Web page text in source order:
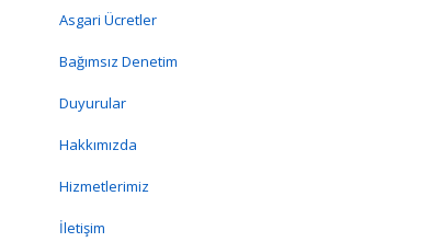
Asgari Ücretler
Bağımsız Denetim
Duyurular
Hakkımızda
Hizmetlerimiz
İletişim